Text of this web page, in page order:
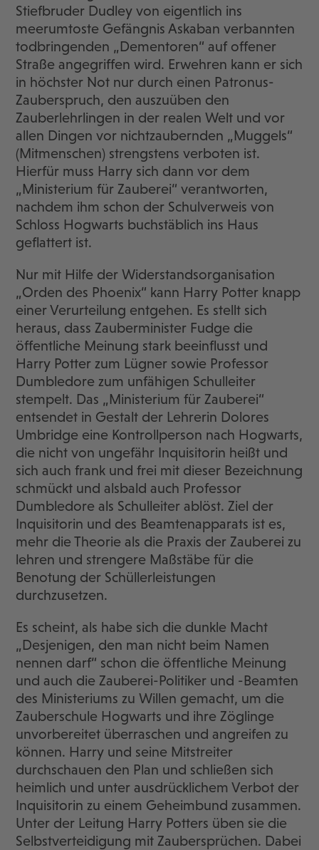
Stiefbruder Dudley von eigentlich ins
meerumtoste Gefängnis Askaban verbannten
todbringenden „Dementoren“ auf offener
Straße angegriffen wird. Erwehren kann er sich
in höchster Not nur durch einen Patronus-
Zauberspruch, den auszuüben den
Zauberlehrlingen in der realen Welt und vor
allen Dingen vor nichtzaubernden „Muggels“
(Mitmenschen) strengstens verboten ist.
Hierfür muss Harry sich dann vor dem
„Ministerium für Zauberei“ verantworten,
nachdem ihm schon der Schulverweis von
Schloss Hogwarts buchstäblich ins Haus
geflattert ist.
Nur mit Hilfe der Widerstandsorganisation
„Orden des Phoenix“ kann Harry Potter knapp
einer Verurteilung entgehen. Es stellt sich
heraus, dass Zauberminister Fudge die
öffentliche Meinung stark beeinflusst und
Harry Potter zum Lügner sowie Professor
Dumbledore zum unfähigen Schulleiter
stempelt. Das „Ministerium für Zauberei“
entsendet in Gestalt der Lehrerin Dolores
Umbridge eine Kontrollperson nach Hogwarts,
die nicht von ungefähr Inquisitorin heißt und
sich auch frank und frei mit dieser Bezeichnung
schmückt und alsbald auch Professor
Dumbledore als Schulleiter ablöst. Ziel der
Inquisitorin und des Beamtenapparats ist es,
mehr die Theorie als die Praxis der Zauberei zu
lehren und strengere Maßstäbe für die
Benotung der Schüllerleistungen
durchzusetzen.
Es scheint, als habe sich die dunkle Macht
„Desjenigen, den man nicht beim Namen
nennen darf“ schon die öffentliche Meinung
und auch die Zauberei-Politiker und -Beamten
des Ministeriums zu Willen gemacht, um die
Zauberschule Hogwarts und ihre Zöglinge
unvorbereitet überraschen und angreifen zu
können. Harry und seine Mitstreiter
durchschauen den Plan und schließen sich
heimlich und unter ausdrücklichem Verbot der
Inquisitorin zu einem Geheimbund zusammen.
Unter der Leitung Harry Potters üben sie die
Selbstverteidigung mit Zaubersprüchen. Dabei